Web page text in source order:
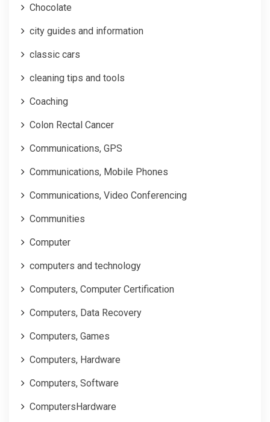
Chocolate
city guides and information
classic cars
cleaning tips and tools
Coaching
Colon Rectal Cancer
Communications, GPS
Communications, Mobile Phones
Communications, Video Conferencing
Communities
Computer
computers and technology
Computers, Computer Certification
Computers, Data Recovery
Computers, Games
Computers, Hardware
Computers, Software
ComputersHardware